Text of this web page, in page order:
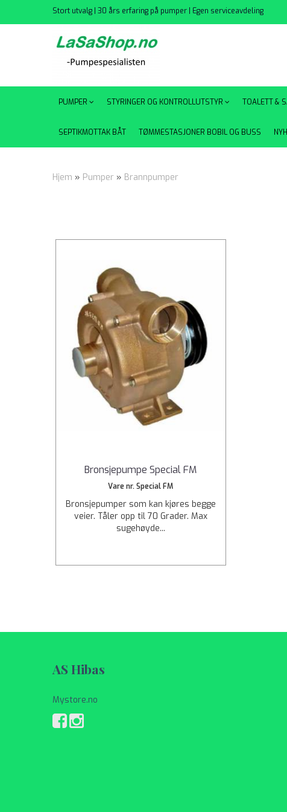
Stort utvalg | 30 års erfaring på pumper | Egen serviceavdeling
PUMPER STYRINGER OG KONTROLLUTSTYR TOALETT &
SEPTIKMOTTAK BÅT TØMMESTASJONER BOBIL OG BUSS
Hjem » Pumper » Brannpumper
Bronsjepumpe Special FM
Vare nr. Special FM
Bronsjepumper som kan kjøres begge
veier. Tåler opp til 70 Grader. Max
sugehøyde...
AS Hibas
Mystore.no